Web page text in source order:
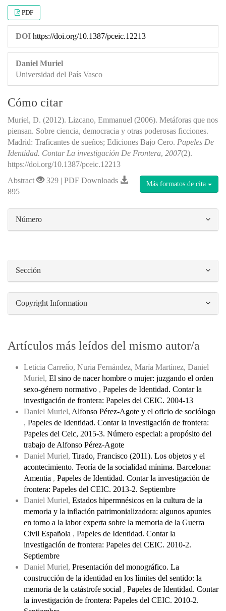
PDF
DOI https://doi.org/10.1387/pceic.12213
Daniel Muriel
Universidad del País Vasco
Cómo citar
Muriel, D. (2012). Lizcano, Emmanuel (2006). Metáforas que nos
piensan. Sobre ciencia, democracia y otras poderosas ficciones.
Madrid: Traficantes de sueños; Ediciones Bajo Cero. Papeles De
Identidad. Contar La investigación De Frontera, 2007(2).
https://doi.org/10.1387/pceic.12213
Más formatos de cita
Abstract
329 | PDF Downloads
895
Número
Sección
Copyright Information
Artículos más leídos del mismo autor/a
Leticia Carreño, Nuria Fernández, María Martínez, Daniel
Muriel, El sino de nacer hombre o mujer: juzgando el orden
sexo-género normativo , Papeles de Identidad. Contar la
investigación de frontera: Papeles del CEIC. 2004-13
Daniel Muriel, Alfonso Pérez-Agote y el oficio de sociólogo
, Papeles de Identidad. Contar la investigación de frontera:
Papeles del Ceic, 2015-3. Número especial: a propósito del
trabajo de Alfonso Pérez-Agote
Daniel Muriel, Tirado, Francisco (2011). Los objetos y el
acontecimiento. Teoría de la socialidad mínima. Barcelona:
Amentia , Papeles de Identidad. Contar la investigación de
frontera: Papeles del CEIC. 2013-2. Septiembre
Daniel Muriel, Estados hipermnésicos en la cultura de la
memoria y la inflación patrimonializadora: algunos apuntes
en torno a la labor experta sobre la memoria de la Guerra
Civil Española , Papeles de Identidad. Contar la
investigación de frontera: Papeles del CEIC. 2010-2.
Septiembre
Daniel Muriel, Presentación del monográfico. La
construcción de la identidad en los límites del sentido: la
memoria de la catástrofe social , Papeles de Identidad. Contar
la investigación de frontera: Papeles del CEIC. 2010-2.